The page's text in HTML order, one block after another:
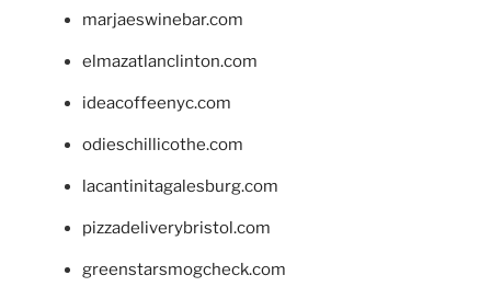
marjaeswinebar.com
elmazatlanclinton.com
ideacoffeenyc.com
odieschillicothe.com
lacantinitagalesburg.com
pizzadeliverybristol.com
greenstarsmogcheck.com